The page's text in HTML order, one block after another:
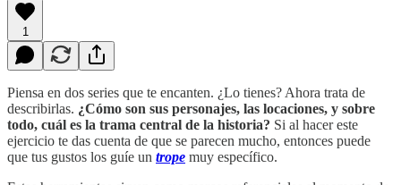
1
Piensa en dos series que te encanten. ¿Lo tienes? Ahora trata de
describirlas. ¿Cómo son sus personajes, las locaciones, y sobre
todo, cuál es la trama central de la historia? Si al hacer este
ejercicio te das cuenta de que se parecen mucho, entonces puede
que tus gustos los guíe un trope muy específico.